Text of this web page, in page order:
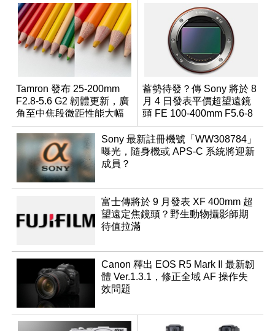
Tamron 發布 25-200mm
F2.8-5.6 G2 韌體更新，廣
角至中焦段微距性能大幅
升級
蓄勢待發？傳 Sony 將於 8
月 4 日發表平價超望遠鏡
頭 FE 100-400mm F5.6-8
Sony 最新註冊機號「WW308784」
曝光，隨身機或 APS-C 系統將迎新
成員？
富士傳將於 9 月發表 XF 400mm 超
望遠定焦鏡頭？野生動物攝影師期
待值拉滿
Canon 釋出 EOS R5 Mark II 最新韌
體 Ver.1.3.1，修正全域 AF 操作失
效問題